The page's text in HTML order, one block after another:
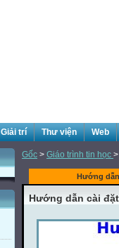
Giải trí Thư viện Web
Gốc > Giáo trình tin học >
Hướng
Hướng dẫn cài